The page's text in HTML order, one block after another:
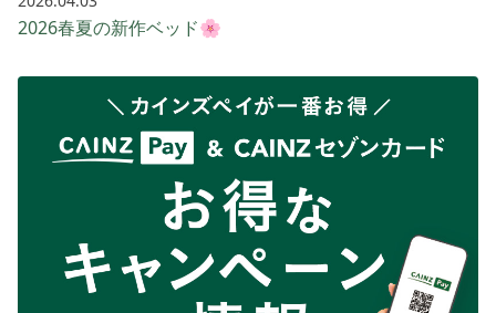
2026春夏の新作ベッド🌸